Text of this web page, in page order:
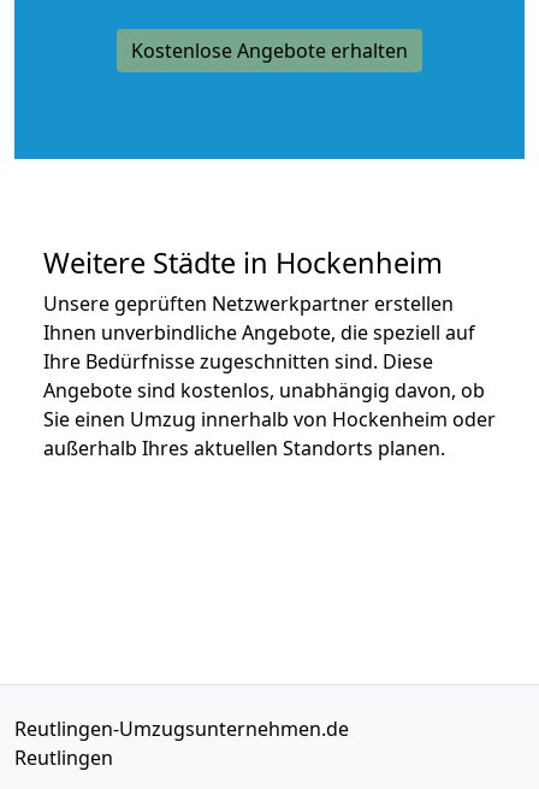
Kostenlose Angebote erhalten
Weitere Städte in Hockenheim
Unsere geprüften Netzwerkpartner erstellen
Ihnen unverbindliche Angebote, die speziell auf
Ihre Bedürfnisse zugeschnitten sind. Diese
Angebote sind kostenlos, unabhängig davon, ob
Sie einen Umzug innerhalb von Hockenheim oder
außerhalb Ihres aktuellen Standorts planen.
Reutlingen-Umzugsunternehmen.de
Reutlingen